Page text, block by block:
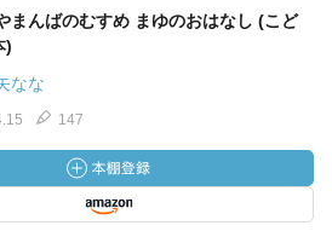
まんばのむすめ まゆのおはなし (こど
)
なな
147